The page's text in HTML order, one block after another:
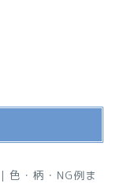
色・柄・NG例ま